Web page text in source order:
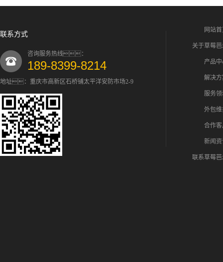
联系方式
咨询服务热线：
189-8399-8214
地址：重庆市高新区石桥铺太平洋安防市场2-9
网站
关于草莓
产品
解决
服务
外包
合作
新闻
联系草莓